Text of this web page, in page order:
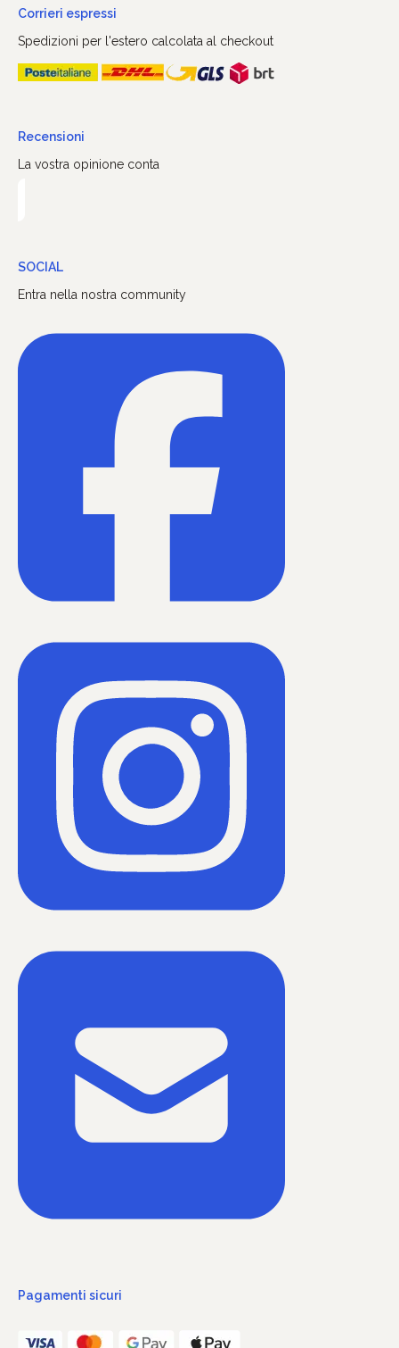
Corrieri espressi
Spedizioni per l'estero calcolata al checkout
Recensioni
La vostra opinione conta
SOCIAL
Entra nella nostra community
Pagamenti sicuri